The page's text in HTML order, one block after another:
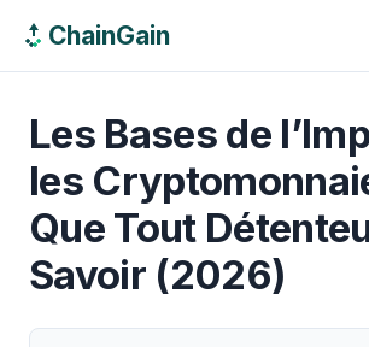
ChainGain
Les Bases de
les
Que Tout
Savoir (2026)